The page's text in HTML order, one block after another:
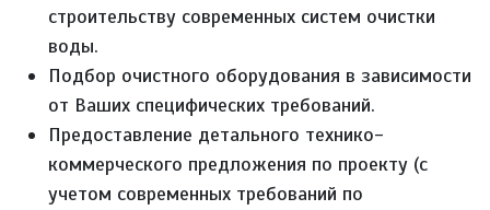
строительству современных систем очистки
воды.
Подбор очистного оборудования в зависимости
от Ваших специфических требований.
Предоставление детального технико-
коммерческого предложения по проекту (с
учетом современных требований по